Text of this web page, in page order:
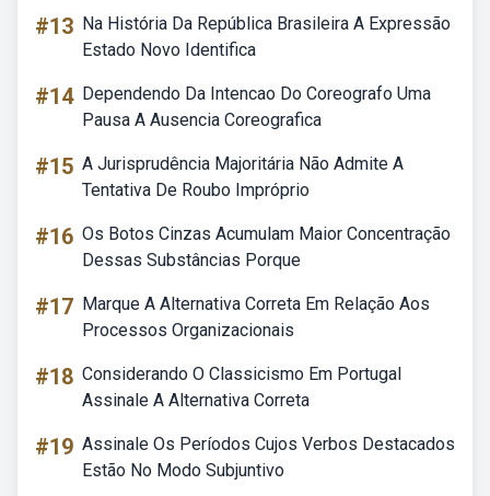
#13 Na História Da República Brasileira A Expressão
Estado Novo Identifica
#14 Dependendo Da Intencao Do Coreografo Uma
Pausa A Ausencia Coreografica
#15 A Jurisprudência Majoritária Não Admite A
Tentativa De Roubo Impróprio
#16 Os Botos Cinzas Acumulam Maior Concentração
Dessas Substâncias Porque
#17 Marque A Alternativa Correta Em Relação Aos
Processos Organizacionais
#18 Considerando O Classicismo Em Portugal
Assinale A Alternativa Correta
#19 Assinale Os Períodos Cujos Verbos Destacados
Estão No Modo Subjuntivo